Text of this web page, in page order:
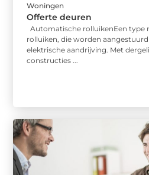
Woningen
Offerte deuren
Automatische rolluikenEen type
rolluiken, die worden
elektrische aandrijving. Met
constructies ...